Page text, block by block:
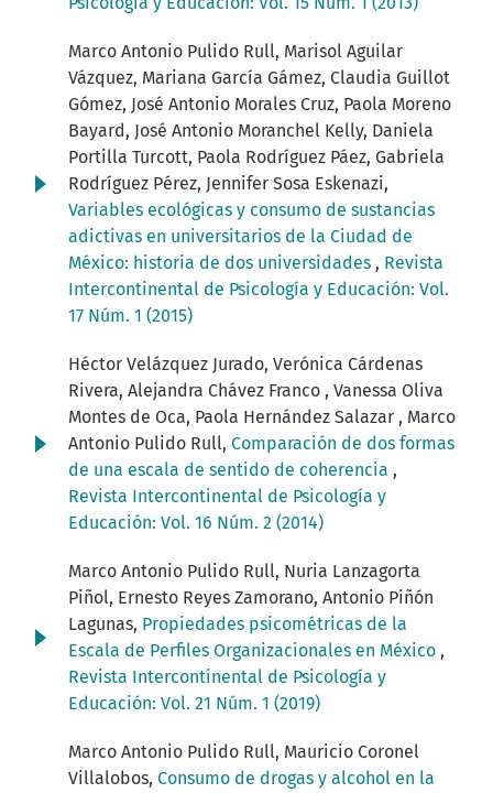
Marco Antonio Pulido Rull, Marisol Aguilar
Vázquez, Mariana García Gámez, Claudia Guillot
Gómez, José Antonio Morales Cruz, Paola Moreno
Bayard, José Antonio Moranchel Kelly, Daniela
Portilla Turcott, Paola Rodríguez Páez, Gabriela
Rodríguez Pérez, Jennifer Sosa Eskenazi,
Variables ecológicas y consumo de sustancias
adictivas en universitarios de la Ciudad de
México: historia de dos universidades , Revista
Intercontinental de Psicología y Educación: Vol.
17 Núm. 1 (2015)
Héctor Velázquez Jurado, Verónica Cárdenas
Rivera, Alejandra Chávez Franco , Vanessa Oliva
Montes de Oca, Paola Hernández Salazar , Marco
Antonio Pulido Rull, Comparación de dos formas
de una escala de sentido de coherencia ,
Revista Intercontinental de Psicología y
Educación: Vol. 16 Núm. 2 (2014)
Marco Antonio Pulido Rull, Nuria Lanzagorta
Piñol, Ernesto Reyes Zamorano, Antonio Piñón
Lagunas, Propiedades psicométricas de la
Escala de Perfiles Organizacionales en México ,
Revista Intercontinental de Psicología y
Educación: Vol. 21 Núm. 1 (2019)
Marco Antonio Pulido Rull, Mauricio Coronel
Villalobos, Consumo de drogas y alcohol en la